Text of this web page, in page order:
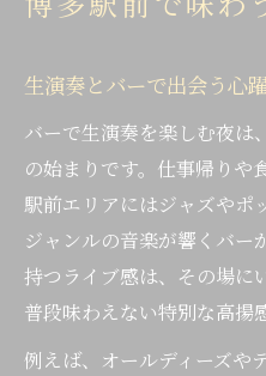
大人がくつろぐ音楽
博多駅近くのバ
落ち着いたバー
ミュージックバ
非日常を感じる博多
バーで出会う非日
博多駅前のバー
生演奏とバーで出会う心
バーで生演奏を楽しむ夜は
の始まりです。仕事帰りや
駅前エリアにはジャズやポ
ジャンルの音楽が響くバー
持つライブ感は、その場に
普段味わえない特別な高揚
例えば、オールディーズや